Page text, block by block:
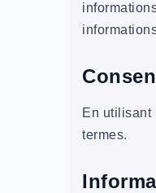
En utilisant
termes.